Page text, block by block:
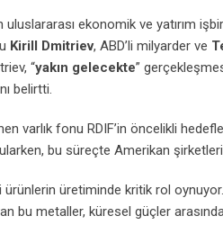
uluslararası ekonomik ve yatırım
Kirill Dmitriev, ABD’li milyarder ve
“yakın gelecekte”
belirtti.
varlık fonu RDIF’in öncelikli
bu süreçte Amerikan
üretiminde kritik rol
bu metaller, küresel güçler